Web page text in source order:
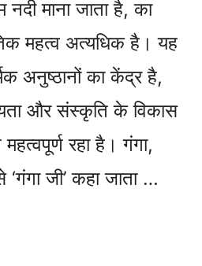
माना जाता है, का
महत्व अत्यधिक है। यह
अनुष्ठानों का केंद्र है,
और संस्कृति के विकास
रहा है। गंगा,
जी’ कहा जाता …